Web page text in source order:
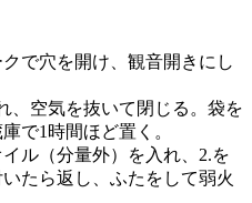
で穴を開け、観音開きにし
、空気を抜いて閉じる。袋を
で1時間ほど置く。
ル（分量外）を入れ、2.を
たら返し、ふたをして弱火